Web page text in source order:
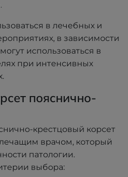
в лечебных и
в зависимости
использоваться в
при интенсивных
пояснично-
крестцовый корсет
врачом, который
патологии.
выбора: